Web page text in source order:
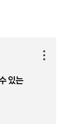
있는